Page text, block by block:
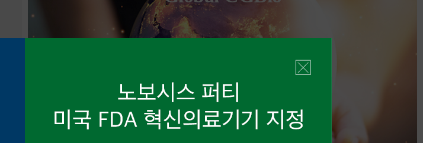
시지메드텍·드퓨신테스, 골절 치료 최신
지견 공유…’밋 더 엑스퍼트’ 세미나 성료
2026.07.29